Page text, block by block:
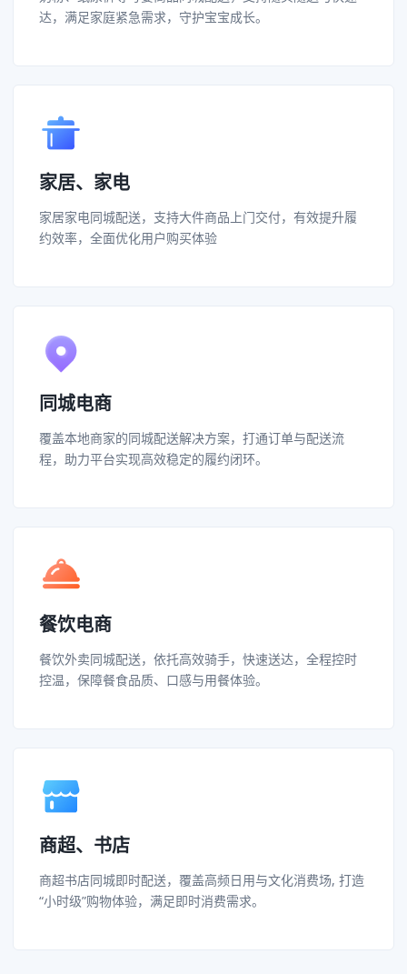
达，满足家庭紧急需求，守护宝宝成长。
家居、家电
家居家电同城配送，支持大件商品上门交付，有效提升履
约效率，全面优化用户购买体验
同城电商
覆盖本地商家的同城配送解决方案，打通订单与配送流
程，助力平台实现高效稳定的履约闭环。
餐饮电商
餐饮外卖同城配送，依托高效骑手，快速送达，全程控时
控温，保障餐食品质、口感与用餐体验。
商超、书店
商超书店同城即时配送，覆盖高频日用与文化消费场, 打造
“小时级”购物体验，满足即时消费需求。